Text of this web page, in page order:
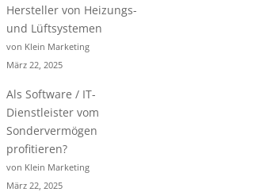
Hersteller von Heizungs-
und Lüftsystemen
von Klein Marketing
März 22, 2025
Als Software / IT-
Dienstleister vom
Sondervermögen
profitieren?
von Klein Marketing
März 22, 2025